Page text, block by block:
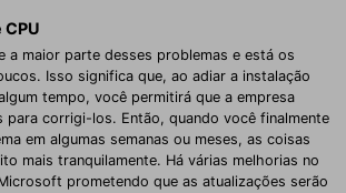
a maior parte desses problemas e está os
Isso significa que, ao adiar a instalação
tempo, você permitirá que a empresa
para corrigi-los. Então, quando você finalmente
em algumas semanas ou meses, as coisas
mais tranquilamente. Há várias melhorias no
prometendo que as atualizações serão